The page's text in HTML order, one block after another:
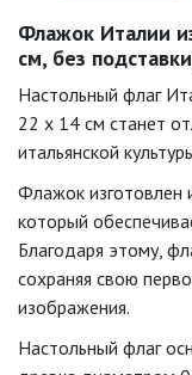
Флажок Италии
см, без
Настольный флаг
22 х 14 см станет
итальянской
Флажок изготовлен
который
Благодаря этому,
сохраняя свою
изображения.
Настольный флаг